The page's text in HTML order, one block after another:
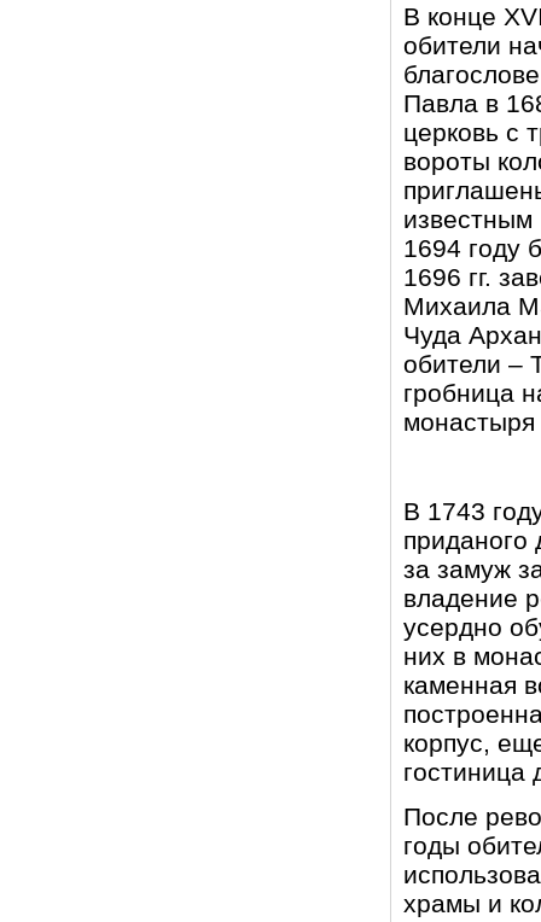
В конце
обители
Павла в
церковь с
вороты
1694 году
1696 гг.
Михаила
Чуда
обители –
гробница
монастыря
В 1743
за замуж
владение
усердно
них в
каменная
корпус,
гостиница
После
годы
храмы и